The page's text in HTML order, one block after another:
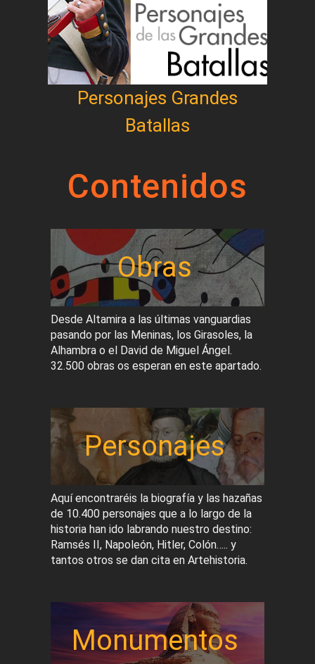
Personajes Grandes
Batallas
Contenidos
Obras
Desde Altamira a las últimas vanguardias
pasando por las Meninas, los Girasoles, la
Alhambra o el David de Miguel Ángel.
32.500 obras os esperan en este apartado.
Personajes
Aquí encontraréis la biografía y las hazañas
de 10.400 personajes que a lo largo de la
historia han ido labrando nuestro destino:
Ramsés II, Napoleón, Hitler, Colón….. y
tantos otros se dan cita en Artehistoria.
Monumentos